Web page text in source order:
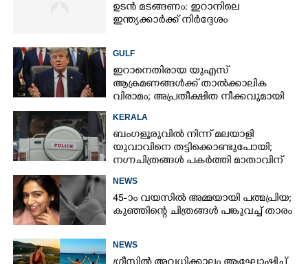
ഉടൻ മടങ്ങണം: ഇറാനിലെ
ഇന്ത്യക്കാർക്ക് നിർദ്ദേശം
GULF
ഇറാനെതിരായ യുഎസ്
ആക്രമണങ്ങൾക്ക് താൽക്കാലിക
വിരാമം; അപ്രതീക്ഷിത നീക്കവുമായി
KERALA
ബംഗളൂരുവിൽ നിന്ന് മലയാളി
യുവാവിനെ തട്ടിക്കൊണ്ടുപോയി;
നഗ്നചിത്രങ്ങൾ പകർത്തി മാതാവിന്
NEWS
45-ാം വയസിൽ അമ്മയായി പത്മപ്രിയ;
കുഞ്ഞിന്റെ ചിത്രങ്ങൾ പങ്കുവച്ച് താരം
NEWS